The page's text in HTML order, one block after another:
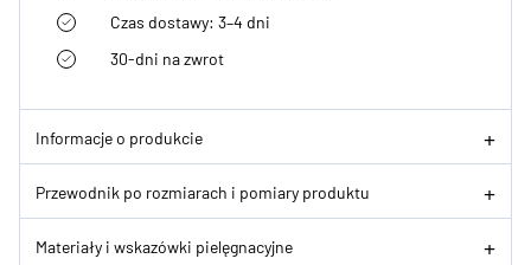
Czas dostawy: 3–4 dni
30-dni na zwrot
Informacje o produkcie
Przewodnik po rozmiarach i pomiary produktu
Materiały i wskazówki pielęgnacyjne